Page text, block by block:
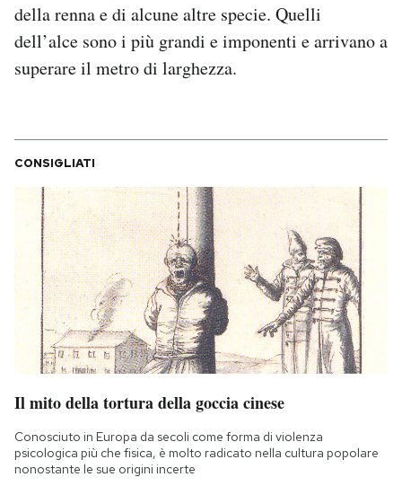
della renna e di alcune altre specie. Quelli
dell’alce sono i più grandi e imponenti e arrivano a
superare il metro di larghezza.
CONSIGLIATI
Il mito della tortura della goccia cinese
Conosciuto in Europa da secoli come forma di violenza
psicologica più che fisica, è molto radicato nella cultura popolare
nonostante le sue origini incerte